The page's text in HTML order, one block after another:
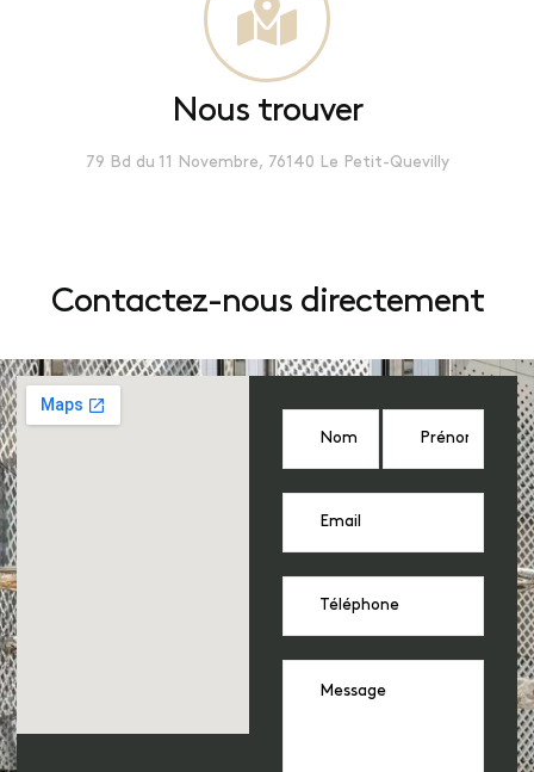
Nous trouver
79 Bd du 11 Novembre, 76140 Le Petit-Quevilly
Contactez-nous directement